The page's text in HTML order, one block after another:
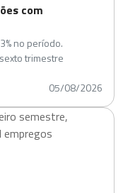
com
no período.
trimestre
05/08/2026